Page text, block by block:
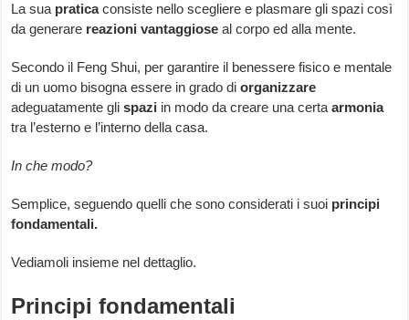
La sua praticaconsiste nello scegliere e plasmare gli spazi così
da generare reazioni vantaggiose al corpo ed alla mente.
Secondo il Feng Shui, per garantire il benessere fisico e mentale
di un uomo bisogna essere in grado diorganizzare
adeguatamente glispazi in modo da creare una certaarmonia
tra l’esterno e l’interno della casa.
In che modo?
Semplice, seguendo quelli che sono considerati i suoi principi
fondamentali.
Vediamoli insieme nel dettaglio.
Principi fondamentali